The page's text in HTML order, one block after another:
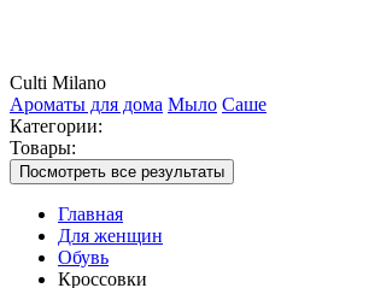
Culti Milano
Ароматы для дома Мыло Саше
Категории:
Товары:
Посмотреть все результаты
Главная
Для женщин
Обувь
Кроссовки